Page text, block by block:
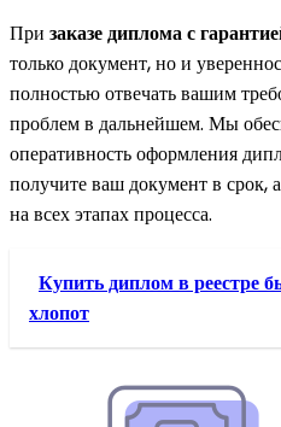
При заказе диплома с
только документ, но и
полностью отвечать вашим
проблем в дальнейшем. Мы
оперативность оформления
получите ваш документ в срок,
на всех этапах процесса.
Купить диплом в реестре
хлопот